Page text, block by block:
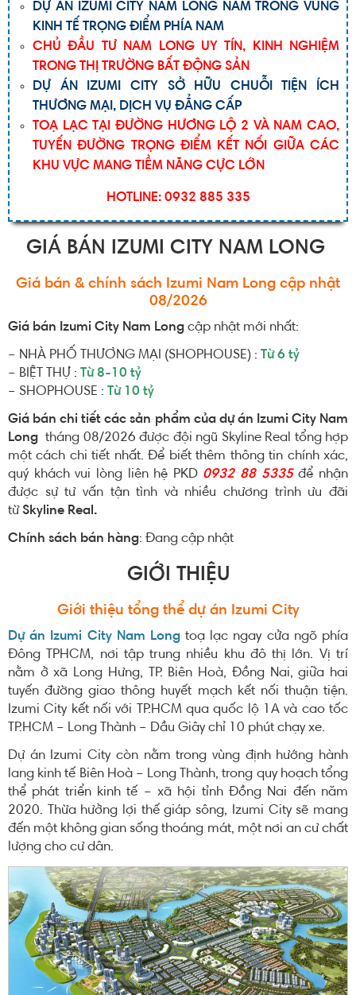
DỰ ÁN IZUMI CITY NAM LONG NẰM TRONG VÙNG
KINH TẾ TRỌNG ĐIỂM PHÍA NAM
CHỦ ĐẦU TƯ NAM LONG UY TÍN, KINH NGHIỆM
TRONG THỊ TRƯỜNG BẤT ĐỘNG SẢN
DỰ ÁN IZUMI CITY SỞ HỮU CHUỖI TIỆN ÍCH
THƯƠNG MẠI, DỊCH VỤ ĐẲNG CẤP
TOẠ LẠC TẠI ĐƯỜNG HƯƠNG LỘ 2 VÀ NAM CAO,
TUYẾN ĐƯỜNG TRỌNG ĐIỂM KẾT NỐI GIỮA CÁC
KHU VỰC MANG TIỀM NĂNG CỰC LỚN
HOTLINE: 0932 885 335
GIÁ BÁN IZUMI CITY NAM LONG
Giá bán & chính sách Izumi Nam Long cập nhật
08/2026
Giá bán Izumi City Nam Long cập nhật mới nhất:
– NHÀ PHỐ THƯƠNG MẠI (SHOPHOUSE) : Từ 6 tỷ
– BIỆT THỰ : Từ 8-10 tỷ
– SHOPHOUSE : Từ 10 tỷ
Giá bán chi tiết các sản phẩm của dự án Izumi City Nam
Long tháng 08/2026 được đội ngũ Skyline Real tổng hợp
một cách chi tiết nhất. Để biết thêm thông tin chính xác,
quý khách vui lòng liên hệ PKD 0932 88 5335 để nhận
được sự tư vấn tận tình và nhiều chương trình ưu đãi
từSkyline Real.
Chính sách bán hàng: Đang cập nhật
GIỚI THIỆU
Giới thiệu tổng thể dự án Izumi City
Dự án Izumi City Nam Longtoạ lạc ngay cửa ngõ phía
Đông TPHCM, nơi tập trung nhiều khu đô thị lớn. Vị trí
nằm ở xã Long Hưng, TP. Biên Hoà, Đồng Nai, giữa hai
tuyến đường giao thông huyết mạch kết nối thuận tiện.
Izumi City kết nối với TP.HCM qua quốc lộ 1A và cao tốc
TP.HCM – Long Thành – Dầu Giây chỉ 10 phút chạy xe.
Dự án Izumi City còn nằm trong vùng định hướng hành
lang kinh tế Biên Hoà – Long Thành, trong quy hoạch tổng
thể phát triển kinh tế – xã hội tỉnh Đồng Nai đến năm
2020. Thừa hưởng lợi thế giáp sông, Izumi City sẽ mang
đến một không gian sống thoáng mát, một nơi an cư chất
lượng cho cư dân.